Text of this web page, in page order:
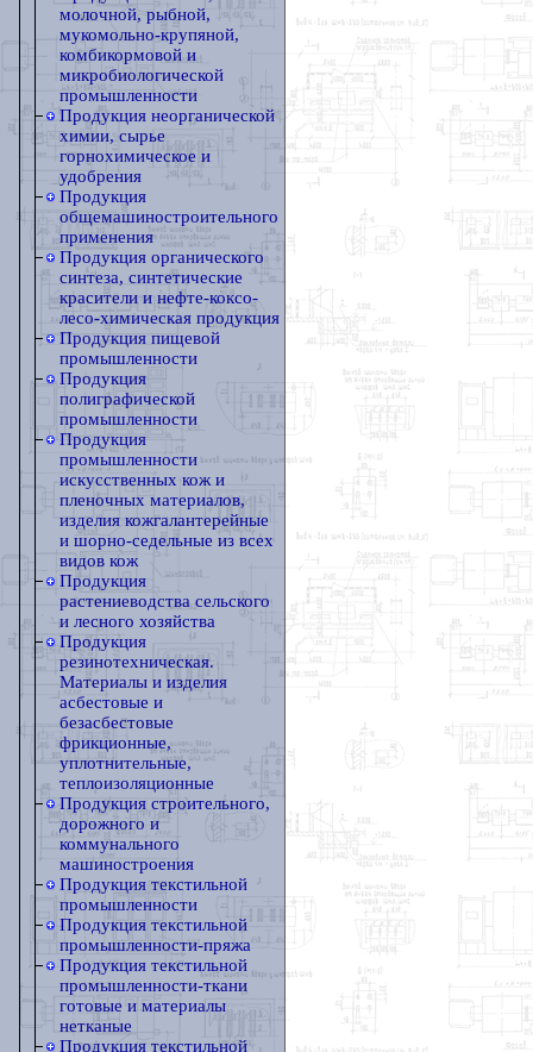
молочной, рыбной,
мукомольно-крупяной,
комбикормовой и
микробиологической
промышленности
Продукция неорганической
химии, сырье
горнохимическое и
удобрения
Продукция
общемашиностроительного
применения
Продукция органического
синтеза, синтетические
красители и нефте-коксо-
лесо-химическая продукция
Продукция пищевой
промышленности
Продукция
полиграфической
промышленности
Продукция
промышленности
искусственных кож и
пленочных материалов,
изделия кожгалантерейные
и шорно-седельные из всех
видов кож
Продукция
растениеводства сельского
и лесного хозяйства
Продукция
резинотехническая.
Материалы и изделия
асбестовые и
безасбестовые
фрикционные,
уплотнительные,
теплоизоляционные
Продукция строительного,
дорожного и
коммунального
машиностроения
Продукция текстильной
промышленности
Продукция текстильной
промышленности-пряжа
Продукция текстильной
промышленности-ткани
готовые и материалы
нетканые
Продукция текстильной